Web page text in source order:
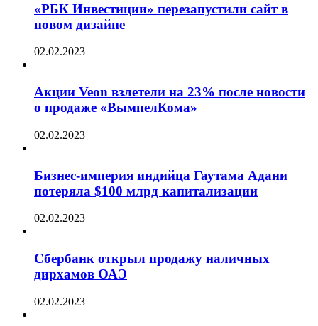
«РБК Инвестиции» перезапустили сайт в
новом дизайне
02.02.2023
Акции Veon взлетели на 23% после новости
о продаже «ВымпелКома»
02.02.2023
Бизнес-империя индийца Гаутама Адани
потеряла $100 млрд капитализации
02.02.2023
Сбербанк открыл продажу наличных
дирхамов ОАЭ
02.02.2023